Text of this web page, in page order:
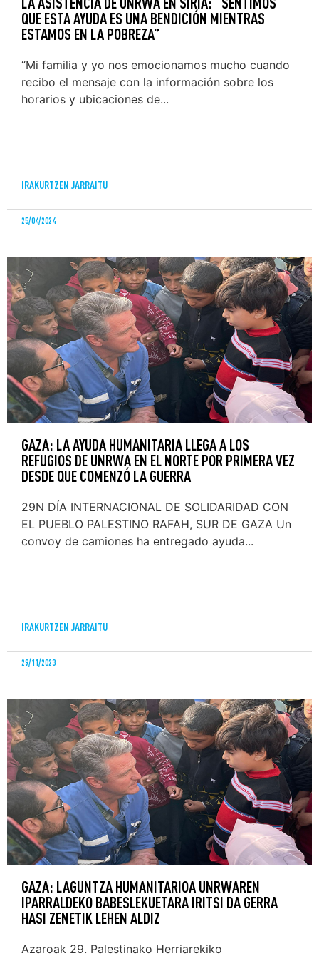
QUE ESTA AYUDA ES UNA BENDICIÓN MIENTRAS
ESTAMOS EN LA POBREZA”
“Mi familia y yo nos emocionamos mucho cuando
recibo el mensaje con la información sobre los
horarios y ubicaciones de...
IRAKURTZEN JARRAITU
25/04/2024
GAZA: LA AYUDA HUMANITARIA LLEGA A LOS
REFUGIOS DE UNRWA EN EL NORTE POR PRIMERA VEZ
DESDE QUE COMENZÓ LA GUERRA
29N DÍA INTERNACIONAL DE SOLIDARIDAD CON
EL PUEBLO PALESTINO RAFAH, SUR DE GAZA Un
convoy de camiones ha entregado ayuda...
IRAKURTZEN JARRAITU
29/11/2023
GAZA: LAGUNTZA HUMANITARIOA UNRWAREN
IPARRALDEKO BABESLEKUETARA IRITSI DA GERRA
HASI ZENETIK LEHEN ALDIZ
Azaroak 29. Palestinako Herriarekiko